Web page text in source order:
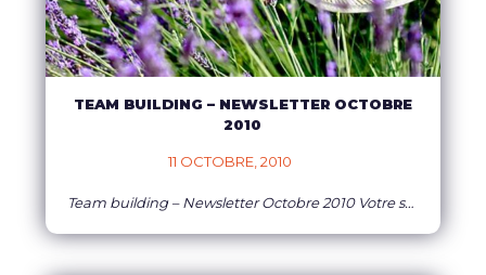
TEAM BUILDING – NEWSLETTER OCTOBRE
2010
11 OCTOBRE, 2010
Team building – Newsletter Octobre 2010 Votre séminaire à la montagne pour 5 €uros par heure et par personne ! Zoom Les séminaires de rentrée sont déja loin… et ceux de l’hiver prochain se rapprochent à grand pas ! Et si je vous faisais une proposition juste incroyable ? Votre séminaire dans un hôtel 3